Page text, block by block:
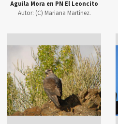
Aguila Mora en PN El Leoncito
Autor: (C) Mariana Martínez.